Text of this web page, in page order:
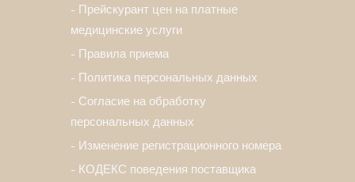
Прейскурант цен на платные
медицинские услуги
Правила приема
Политика персональных данных
Согласие на обработку
персональных данных
Изменение регистрационного номера
КОДЕКС поведения поставщика